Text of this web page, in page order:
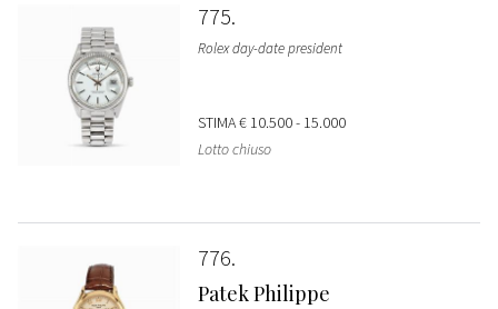
775
Rolex day-date president
STIMA€ 10.500 - 15.000
Lotto chiuso
776
Patek Philippe